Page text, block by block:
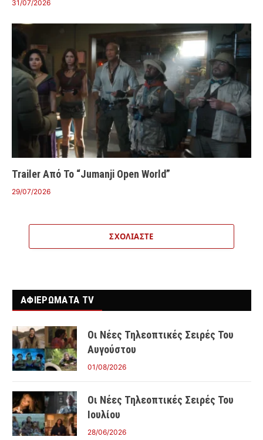
31/07/2026
Trailer Από Το “Jumanji Open World”
29/07/2026
ΣΧΟΛΙΆΣΤΕ
ΑΦΙΕΡΩΜΑΤΑ TV
Οι Νέες Τηλεοπτικές Σειρές Του
Αυγούστου
01/08/2026
Οι Νέες Τηλεοπτικές Σειρές Του
Ιουλίου
28/06/2026